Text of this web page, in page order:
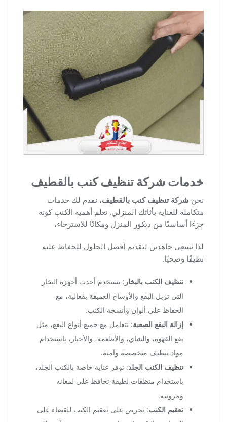
خدمات شركة تنظيف كنب بالقطيف
نحن شركة تنظيف كنب بالقطيف، نقدم لك خدمات
متكاملة للعناية بأثاثك المنزلي. نعلم أهمية الكنب كونه
جزءًا أساسيًا من ديكور المنزل ومكانًا للاسترخاء،
لذا نسعى جاهدين لتقديم أفضل الحلول للحفاظ عليه
نظيفًا وصحيًا.
تنظيف الكنب بالبخار : نستخدم أحدث أجهزة البخار
التي تزيل البقع والأوساخ العميقة بفعالية، مع
الحفاظ على ألوان وأنسجة الكنب.
إزالة البقع الصعبة: نتعامل مع جميع أنواع البقع، مثل
بقع القهوة، والشاي، والأطعمة، والأحبار، باستخدام
مواد تنظيف متخصصة وآمنة.
تنظيف الكنب الجلد: نوفر عناية خاصة بالكنب الجلد،
باستخدام منظفات لطيفة تحافظ على لمعانه
ومرونته.
تعقيم الكنب: نحرص على تعقيم الكنب للقضاء على